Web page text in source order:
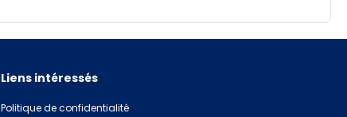
Liens intéressés
Politique de confidentialité